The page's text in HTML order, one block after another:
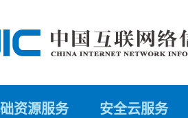
资源服务 安全云服务